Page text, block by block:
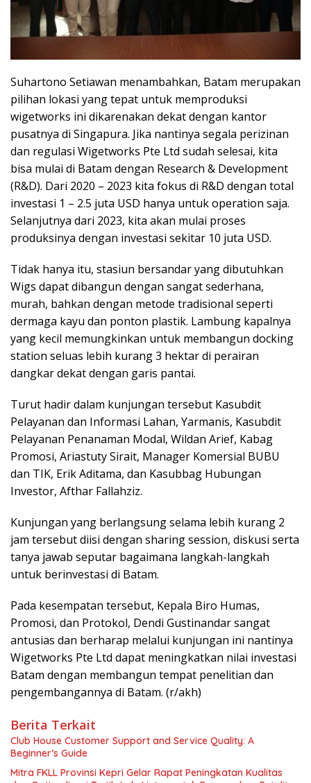
Suhartono Setiawan menambahkan, Batam merupakan
pilihan lokasi yang tepat untuk memproduksi
wigetworks ini dikarenakan dekat dengan kantor
pusatnya di Singapura. Jika nantinya segala perizinan
dan regulasi Wigetworks Pte Ltd sudah selesai, kita
bisa mulai di Batam dengan Research & Development
(R&D). Dari 2020 – 2023 kita fokus di R&D dengan total
investasi 1 – 2.5 juta USD hanya untuk operation saja.
Selanjutnya dari 2023, kita akan mulai proses
produksinya dengan investasi sekitar 10 juta USD.
Tidak hanya itu, stasiun bersandar yang dibutuhkan
Wigs dapat dibangun dengan sangat sederhana,
murah, bahkan dengan metode tradisional seperti
dermaga kayu dan ponton plastik. Lambung kapalnya
yang kecil memungkinkan untuk membangun docking
station seluas lebih kurang 3 hektar di perairan
dangkar dekat dengan garis pantai.
Turut hadir dalam kunjungan tersebut Kasubdit
Pelayanan dan Informasi Lahan, Yarmanis, Kasubdit
Pelayanan Penanaman Modal, Wildan Arief, Kabag
Promosi, Ariastuty Sirait, Manager Komersial BUBU
dan TIK, Erik Aditama, dan Kasubbag Hubungan
Investor, Afthar Fallahziz.
Kunjungan yang berlangsung selama lebih kurang 2
jam tersebut diisi dengan sharing session, diskusi serta
tanya jawab seputar bagaimana langkah-langkah
untuk berinvestasi di Batam.
Pada kesempatan tersebut, Kepala Biro Humas,
Promosi, dan Protokol, Dendi Gustinandar sangat
antusias dan berharap melalui kunjungan ini nantinya
Wigetworks Pte Ltd dapat meningkatkan nilai investasi
Batam dengan membangun tempat penelitian dan
pengembangannya di Batam. (r/akh)
Berita Terkait
Club House Customer Support and Service Quality: A
Beginner’s Guide
Mitra FKLL Provinsi Kepri Gelar Rapat Peningkatan Kualitas